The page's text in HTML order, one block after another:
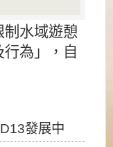
水域遊憩
為」，自
發展中